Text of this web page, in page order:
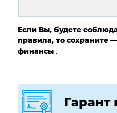
Если Вы, будете
правила, то сохраните
финансы .